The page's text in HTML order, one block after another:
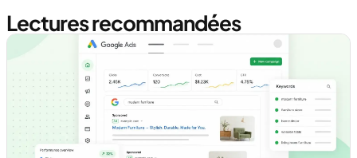
Lectures recommandées